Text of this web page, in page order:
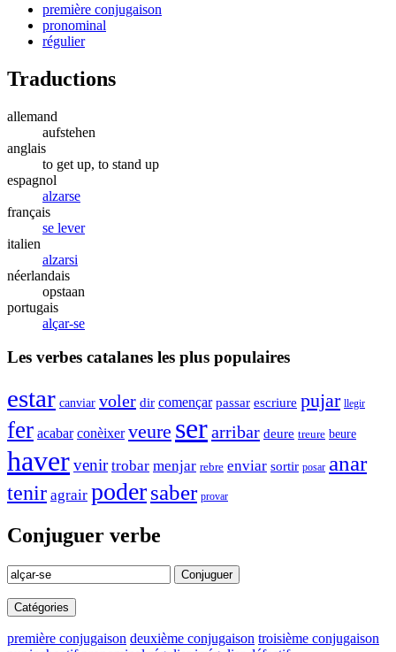
première conjugaison
pronominal
régulier
Traductions
allemand
aufstehen
anglais
to get up, to stand up
espagnol
alzarse
français
se lever
italien
alzarsi
néerlandais
opstaan
portugais
alçar-se
Les verbes catalanes les plus populaires
estar canviar voler dir començar passar escriure pujar llegir
fer acabar conèixer veure serarribar deure treure beure
havervenir trobar menjar rebre enviar sortir posar anar
tenir agrair podersaber provar
Conjuguer verbe
Conjuguer
Catégories
première conjugaison deuxième conjugaison troisième conjugaison